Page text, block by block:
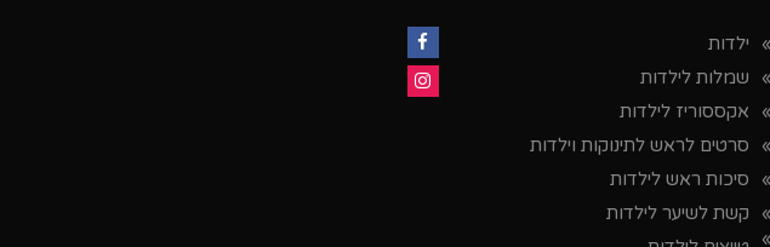
ילדות
שמלות לילדות
אקססוריז לילדות
סרטים לראש לתינוקות וילדות
סיכות ראש לילדות
קשת לשיער לילדות
Facebook